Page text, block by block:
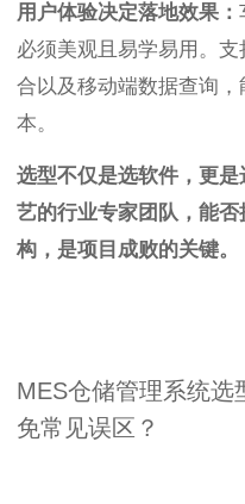
用户体验决定落地效果：
必须美观且易学易用。
合以及移动端数据查询
本。
选型不仅是选软件，更
艺的行业专家团队，能
构，是项目成败的关键。
MES仓储管理系统选
免常见误区？